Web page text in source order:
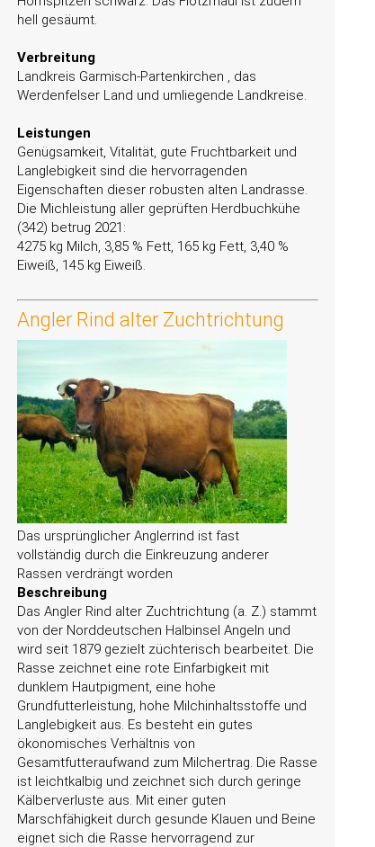
hell gesäumt.
Verbreitung
Landkreis Garmisch-Partenkirchen , das
Werdenfelser Land und umliegende Landkreise.
Leistungen
Genügsamkeit, Vitalität, gute Fruchtbarkeit und
Langlebigkeit sind die hervorragenden
Eigenschaften dieser robusten alten Landrasse.
Die Michleistung aller geprüften Herdbuchkühe
(342) betrug 2021:
4275 kg Milch, 3,85 % Fett, 165 kg Fett, 3,40 %
Eiweiß, 145 kg Eiweiß.
Angler Rind alter Zuchtrichtung
Das ursprünglicher Anglerrind ist fast
vollständig durch die Einkreuzung anderer
Rassen verdrängt worden
Beschreibung
Das Angler Rind alter Zuchtrichtung (a. Z.) stammt
von der Norddeutschen Halbinsel Angeln und
wird seit 1879 gezielt züchterisch bearbeitet. Die
Rasse zeichnet eine rote Einfarbigkeit mit
dunklem Hautpigment, eine hohe
Grundfutterleistung, hohe Milchinhaltsstoffe und
Langlebigkeit aus. Es besteht ein gutes
ökonomisches Verhältnis von
Gesamtfutteraufwand zum Milchertrag. Die Rasse
ist leichtkalbig und zeichnet sich durch geringe
Kälberverluste aus. Mit einer guten
Marschfähigkeit durch gesunde Klauen und Beine
eignet sich die Rasse hervorragend zur